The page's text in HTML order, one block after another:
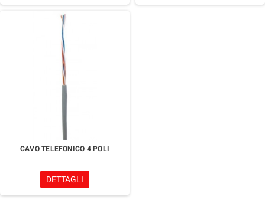
CAVO TELEFONICO 4 POLI
DETTAGLI